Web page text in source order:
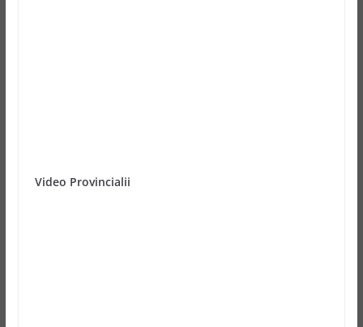
Video Provincialii